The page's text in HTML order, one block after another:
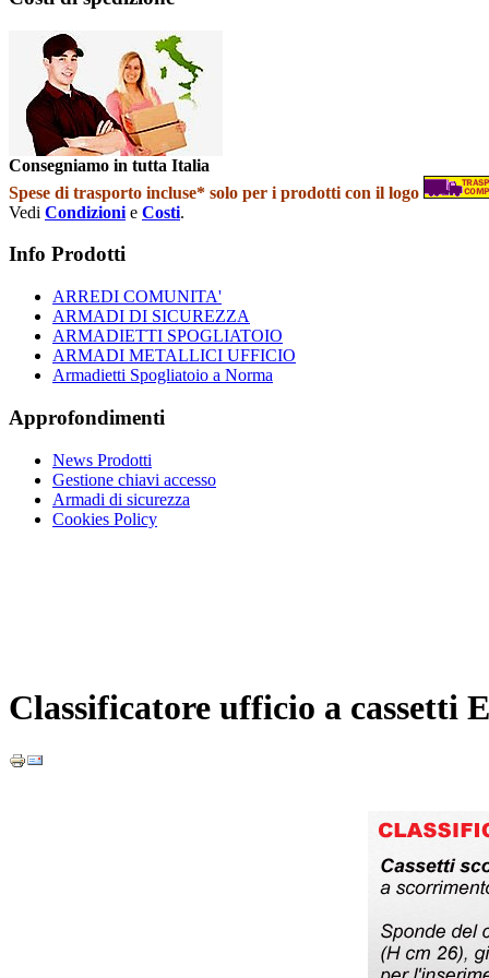
Consegniamo in tutta Italia
Spese di trasporto incluse* solo per i prodotti con il logo
Vedi Condizioni e Costi.
Info Prodotti
ARREDI COMUNITA'
ARMADI DI SICUREZZA
ARMADIETTI SPOGLIATOIO
ARMADI METALLICI UFFICIO
Armadietti Spogliatoio a Norma
Approfondimenti
News Prodotti
Gestione chiavi accesso
Armadi di sicurezza
Cookies Policy
Classificatore ufficio a cassetti